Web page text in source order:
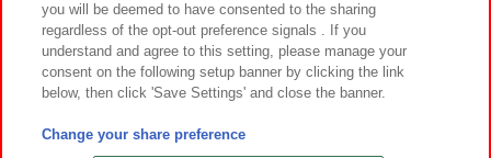
©Bandai Namco Amusement Inc.
©Bandai Namco Amusement Lab Inc.
you will be deemed to have consented to the sharing
regardless of the opt-out preference signals . If you
understand and agree to this setting, please manage your
consent on the following setup banner by clicking the link
below, then click 'Save Settings' and close the banner.
Change your share preference